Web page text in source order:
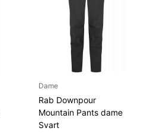
Dame
Rab Downpour
Mountain Pants dame
Svart